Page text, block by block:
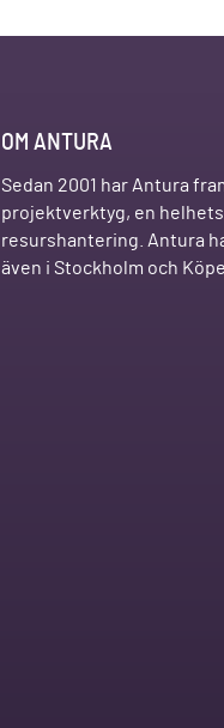
OM ANTURA
Sedan 2001 har Antura
projektverktyg, en
resurshantering. Antura
även i Stockholm och